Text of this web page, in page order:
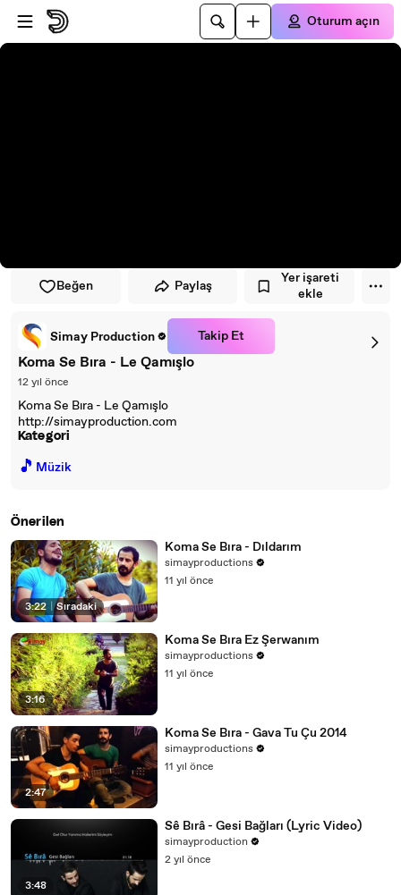
Oynatıcıya atla
Ana içeriğe atla
Oturum açın
Beğen Paylaş
Yer işareti
ekle
Simay Production Takip Et
Koma Se Bıra - Le Qamışlo
12 yıl önce
Koma Se Bıra - Le Qamışlo
http://simayproduction.com
Kategori
🎵 Müzik
Önerilen
3:22 Sıradaki
Koma Se Bıra - Dıldarım
simayproductions
11 yıl önce
3:16
Koma Se Bıra Ez Şerwanım
simayproductions
11 yıl önce
2:47
Koma Se Bıra - Gava Tu Çu 2014
simayproductions
11 yıl önce
3:48
Sê Bırâ - Gesi Bağları (Lyric Video)
simayproduction
2 yıl önce